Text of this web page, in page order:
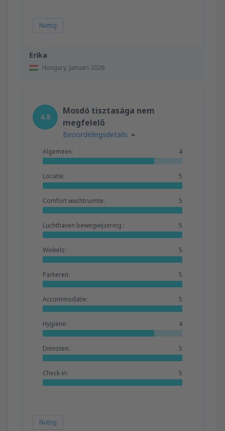
Erika
Hungary, Januari 2026
Nuttig
4.8
Mosdó tisztasága nem
megfelelő
Beoordelingsdetails
Algemeen: 4
Locatie: 5
Comfort wachtruimte: 5
Luchthaven bewegwijzering : 5
Winkels: 5
Parkeren: 5
Accommodatie: 5
Hygiëne: 4
Diensten: 5
Check-in: 5
Nuttig